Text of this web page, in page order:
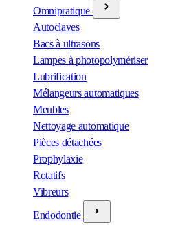
Omnipratique
Autoclaves
Bacs à ultrasons
Lampes à photopolymériser
Lubrification
Mélangeurs automatiques
Meubles
Nettoyage automatique
Pièces détachées
Prophylaxie
Rotatifs
Vibreurs
Endodontie